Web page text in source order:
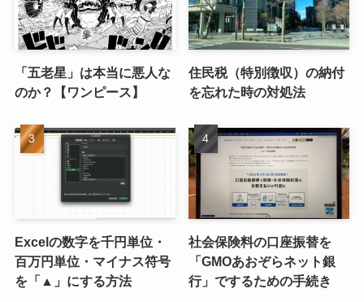
「五老星」は本当に悪人な
のか？【ワンピース】
住民税（特別徴収）の納付
を忘れた時の対処法
Excelの数字を千円単位・
百万円単位・マイナス符号
を「▲」にする方法
社会保険料の口座振替を
「GMOあおぞらネット銀
行」でするための手続き